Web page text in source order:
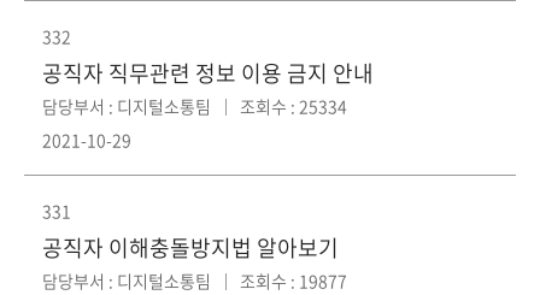
332
공직자 직무관련 정보 이용 금지 안내
담당부서 : 디지털소통팀
조회수 : 25334
2021-10-29
331
공직자 이해충돌방지법 알아보기
담당부서 : 디지털소통팀
조회수 : 19877